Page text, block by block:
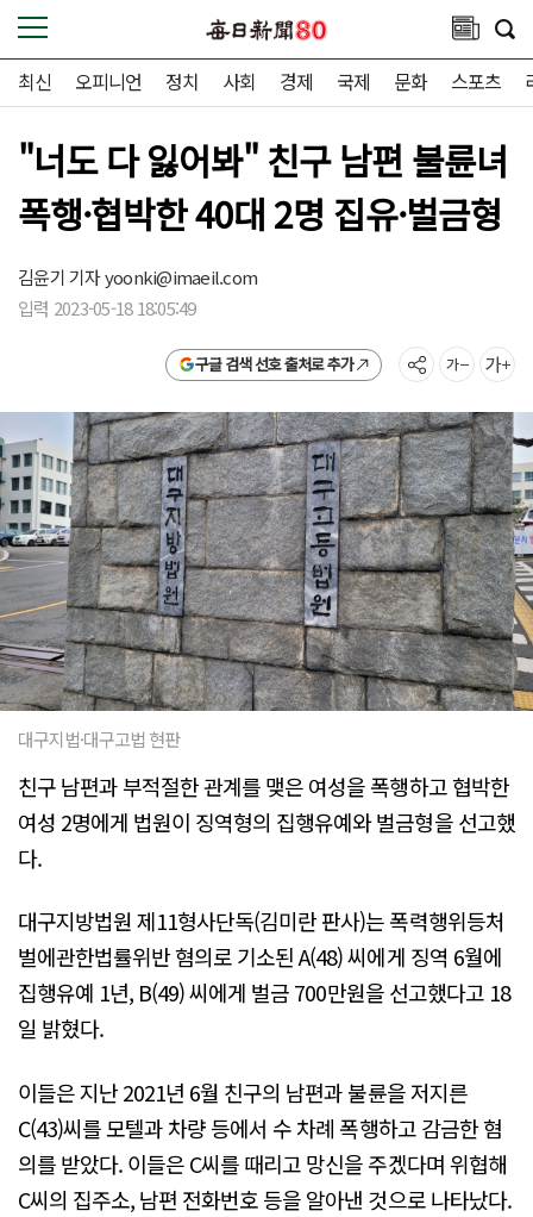
최신 오피니언 정치 사회 경제 국제 문화 스포츠
"너도 다 잃어봐" 친구 남편 불륜녀
폭행·협박한 40대 2명 집유·벌금형
김윤기 기자yoonki@imaeil.com
입력 2023-05-18 18:05:49
구글 검색 선호 출처로 추가
대구지법·대구고법 현판
친구 남편과 부적절한 관계를 맺은 여성을 폭행하고 협박한
여성 2명에게 법원이 징역형의 집행유예와 벌금형을 선고했
다.
대구지방법원 제11형사단독(김미란 판사)는 폭력행위등처
벌에관한법률위반 혐의로 기소된 A(48) 씨에게 징역 6월에
집행유예 1년, B(49) 씨에게 벌금 700만원을 선고했다고 18
일 밝혔다.
이들은 지난 2021년 6월 친구의 남편과 불륜을 저지른
C(43)씨를 모텔과 차량 등에서 수 차례 폭행하고 감금한 혐
의를 받았다. 이들은 C씨를 때리고 망신을 주겠다며 위협해
C씨의 집주소, 남편 전화번호 등을 알아낸 것으로 나타났다.